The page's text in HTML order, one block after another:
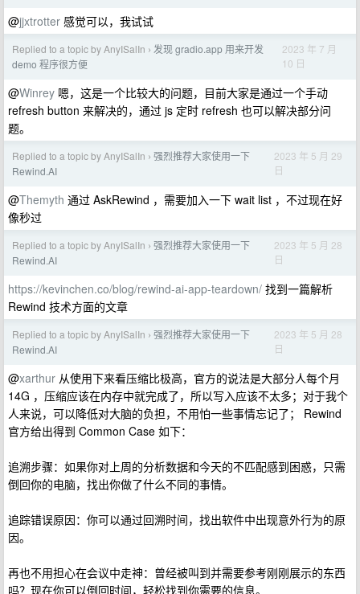
@jjxtrotter 感觉可以，我试试
Replied to a topic by AnyISalIn › 发现 gradio.app 用来开发
demo 程序很方便
2023 年 7 月
10 日
@Winrey 嗯，这是一个比较大的问题，目前大家是通过一个手动
refresh button 来解决的，通过 js 定时 refresh 也可以解决部分问
题。
Replied to a topic by AnyISalIn › 强烈推荐大家使用一下
Rewind.AI
2023 年 5 月 29
日
@Themyth 通过 AskRewind ，需要加入一下 wait list ，不过现在好
像秒过
Replied to a topic by AnyISalIn › 强烈推荐大家使用一下
Rewind.AI
2023 年 5 月 28
日
https://kevinchen.co/blog/rewind-ai-app-teardown/ 找到一篇解析
Rewind 技术方面的文章
Replied to a topic by AnyISalIn › 强烈推荐大家使用一下
Rewind.AI
2023 年 5 月 28
日
@xarthur 从使用下来看压缩比极高，官方的说法是大部分人每个月
14G ，压缩应该在内存中就完成了，所以写入应该不太多；对于我个
人来说，可以降低对大脑的负担，不用怕一些事情忘记了； Rewind
官方给出得到 Common Case 如下：
追溯步骤：如果你对上周的分析数据和今天的不匹配感到困惑，只需
倒回你的电脑，找出你做了什么不同的事情。
追踪错误原因：你可以通过回溯时间，找出软件中出现意外行为的原
因。
再也不用担心在会议中走神：曾经被叫到并需要参考刚刚展示的东西
吗？现在你可以倒回时间，轻松找到你需要的信息。